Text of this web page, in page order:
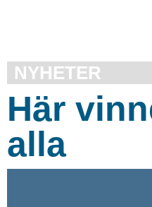
NYHETER
Här
alla